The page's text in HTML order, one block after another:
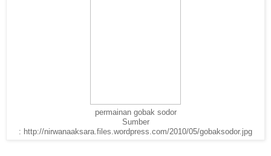
permainan gobak sodor
Sumber
: http://nirwanaaksara.files.wordpress.com/2010/05/gobaksodor.jpg